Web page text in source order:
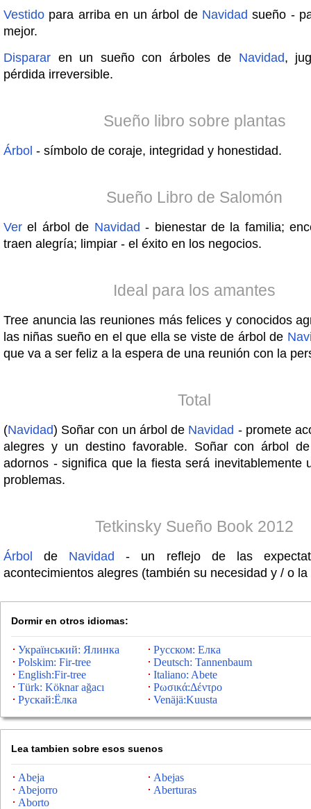
Vestido para arriba en un árbol de Navidad sueño -
mejor.
Disparar en un sueño con árboles de Navidad,
pérdida irreversible.
Sueño libro sobre plantas
Árbol - símbolo de coraje, integridad y honestidad.
Sueño Libro de Salomón
Ver el árbol de Navidad - bienestar de la familia;
traen alegría; limpiar - el éxito en los negocios.
Ideal para los amantes
Tree anuncia las reuniones más felices y conocidos
las niñas sueño en el que ella se viste de árbol de
que va a ser feliz a la espera de una reunión con la
Total
(Navidad) Soñar con un árbol de Navidad - promete
alegres y un destino favorable. Soñar con árbol
adornos - significa que la fiesta será inevitablemente
problemas.
Tetkinsky Sueño Book 2012
Árbol de Navidad
- un reflejo de las
acontecimientos alegres (también su necesidad y / o
Dormir en otros idiomas:
Український: Ялинка
Русском: Елка
Polskim: Fir-tree
Deutsch: Tannenbaum
English:Fir-tree
Italiano: Abete
Türk: Köknar ağacı
Ρωσικά:Δέντρο
Рускай:Ёлка
Venäjä:Kuusta
Lea tambien sobre esos suenos
Abeja
Abejas
Abejorro
Aberturas
Aborto